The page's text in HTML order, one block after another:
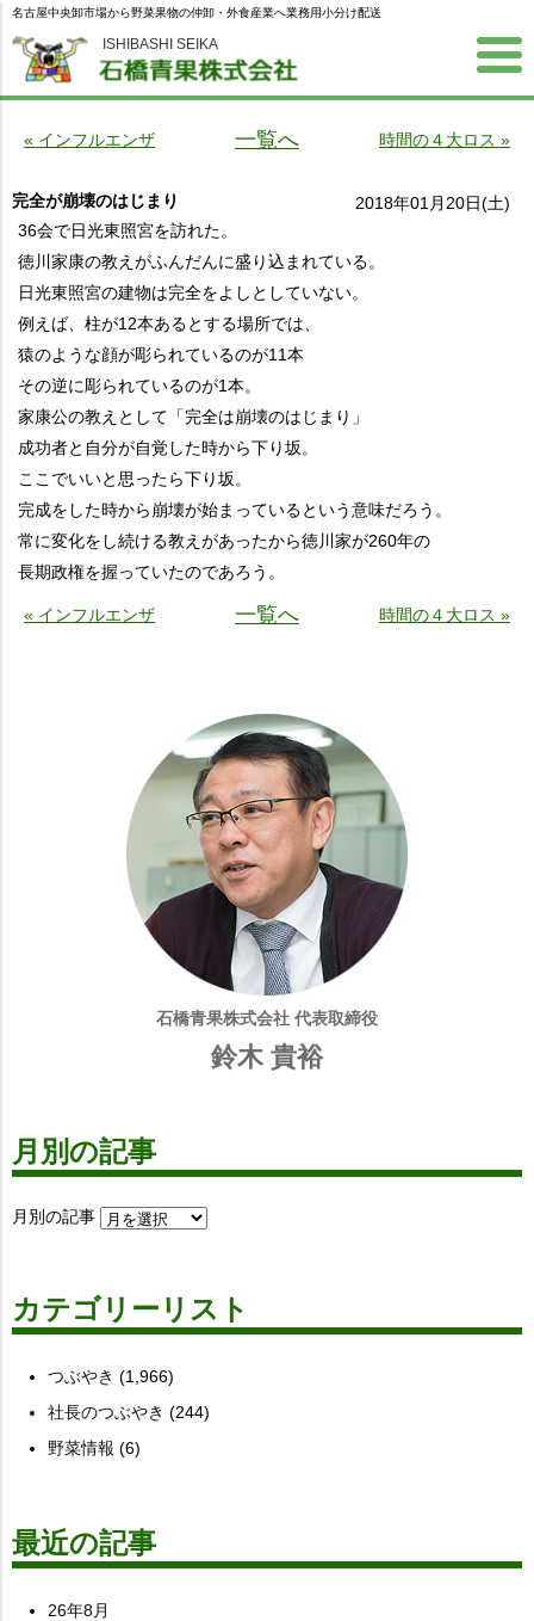
ISHIBASHI SEIKA
名古屋中央卸市場から野菜果物の仲卸・外食産業へ業務用小分け配送
« インフルエンザ 一覧へ 時間の４大ロス »
完全が崩壊のはじまり
2018年01月20日(土)
36会で日光東照宮を訪れた。
徳川家康の教えがふんだんに盛り込まれている。
日光東照宮の建物は完全をよしとしていない。
例えば、柱が12本あるとする場所では、
猿のような顔が彫られているのが11本
その逆に彫られているのが1本。
家康公の教えとして「完全は崩壊のはじまり」
成功者と自分が自覚した時から下り坂。
ここでいいと思ったら下り坂。
完成をした時から崩壊が始まっているという意味だろう。
常に変化をし続ける教えがあったから徳川家が260年の
長期政権を握っていたのであろう。
« インフルエンザ 一覧へ 時間の４大ロス »
石橋青果株式会社 代表取締役
鈴木 貴裕
月別の記事
月別の記事
カテゴリーリスト
つぶやき (1,966)
社長のつぶやき (244)
野菜情報 (6)
最近の記事
26年8月